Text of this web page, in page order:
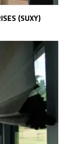
(SUXY)